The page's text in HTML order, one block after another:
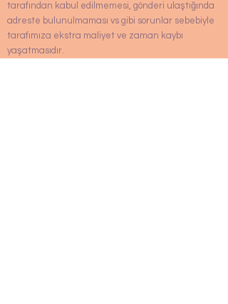
tarafından kabul edilmemesi, gönderi ulaştığında
adreste bulunulmaması vs gibi sorunlar sebebiyle
tarafımıza ekstra maliyet ve zaman kaybı
yaşatmasıdır.